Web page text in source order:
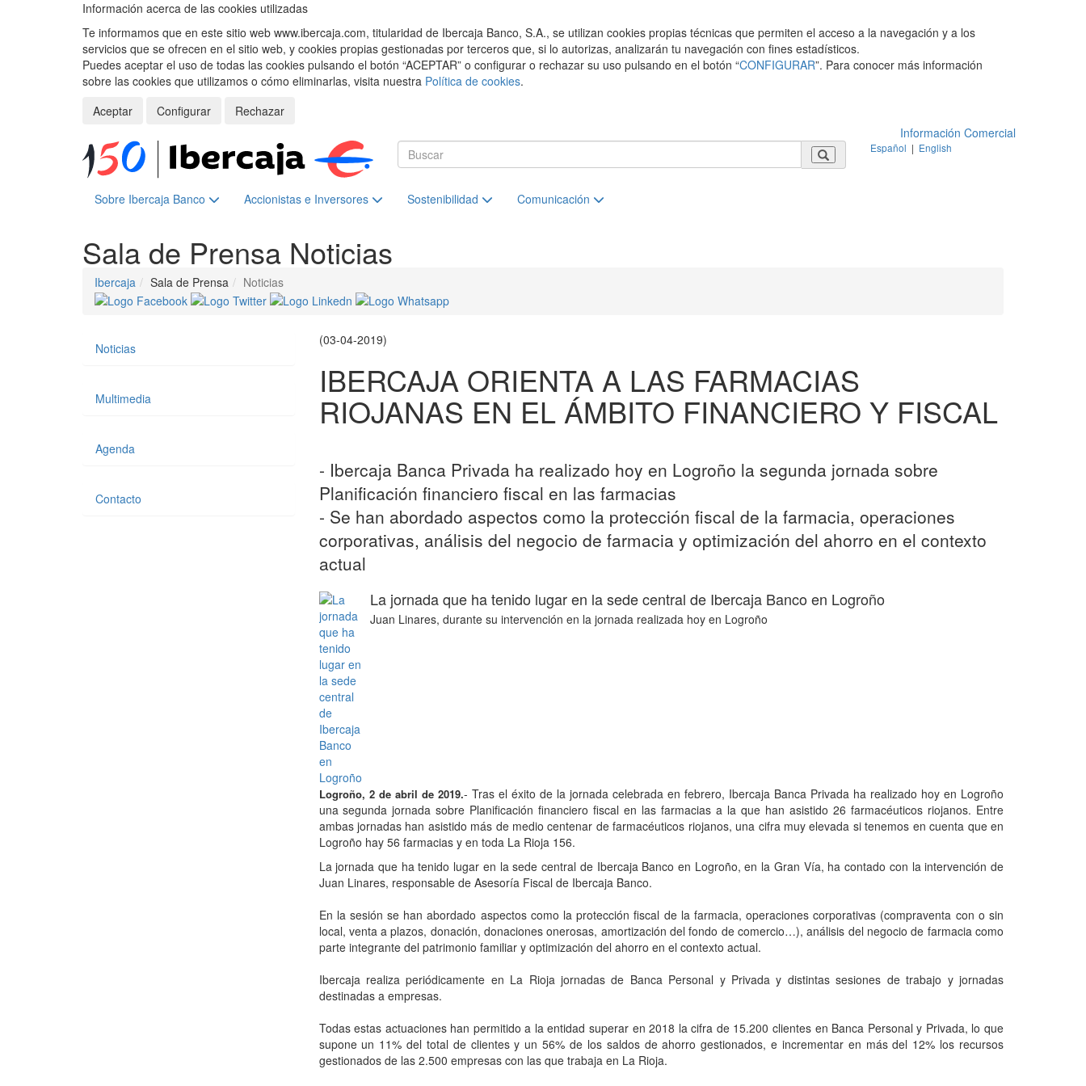
Información acerca de las cookies utilizadas
Te informamos que en este sitio web www.ibercaja.com, titularidad de Ibercaja Banco, S.A., se utilizan cookies propias técnicas que permiten el acceso a la navegación y a los
servicios que se ofrecen en el sitio web, y cookies propias gestionadas por terceros que, si lo autorizas, analizarán tu navegación con fines estadísticos.
Puedes aceptar el uso de todas las cookies pulsando el botón “ACEPTAR” o configurar o rechazar su uso pulsando en el botón “CONFIGURAR”. Para conocer más información
sobre las cookies que utilizamos o cómo eliminarlas, visita nuestra Política de cookies.
Aceptar
Configurar
Rechazar
Información Comercial
Español | English
Sobre Ibercaja Banco Accionistas e Inversores Sostenibilidad Comunicación
Sala de Prensa Noticias
Ibercaja Sala de Prensa Noticias
(03-04-2019)
IBERCAJA ORIENTA A LAS FARMACIAS
RIOJANAS EN EL ÁMBITO FINANCIERO Y FISCAL
- Ibercaja Banca Privada ha realizado hoy en Logroño la segunda jornada sobre
Planificación financiero fiscal en las farmacias
- Se han abordado aspectos como la protección fiscal de la farmacia, operaciones
corporativas, análisis del negocio de farmacia y optimización del ahorro en el contexto
actual
La jornada que ha tenido lugar en la sede central de Ibercaja Banco en Logroño
Juan Linares, durante su intervención en la jornada realizada hoy en Logroño
Logroño, 2 de abril de 2019.- Tras el éxito de la jornada celebrada en febrero, Ibercaja Banca Privada ha realizado hoy en Logroño
una segunda jornada sobre Planificación financiero fiscal en las farmacias a la que han asistido 26 farmacéuticos riojanos. Entre
ambas jornadas han asistido más de medio centenar de farmacéuticos riojanos, una cifra muy elevada si tenemos en cuenta que en
Logroño hay 56 farmacias y en toda La Rioja 156.
La jornada que ha tenido lugar en la sede central de Ibercaja Banco en Logroño, en la Gran Vía, ha contado con la intervención de
Juan Linares, responsable de Asesoría Fiscal de Ibercaja Banco.
En la sesión se han abordado aspectos como la protección fiscal de la farmacia, operaciones corporativas (compraventa con o sin
local, venta a plazos, donación, donaciones onerosas, amortización del fondo de comercio…), análisis del negocio de farmacia como
parte integrante del patrimonio familiar y optimización del ahorro en el contexto actual.
Ibercaja realiza periódicamente en La Rioja jornadas de Banca Personal y Privada y distintas sesiones de trabajo y jornadas
destinadas a empresas.
Todas estas actuaciones han permitido a la entidad superar en 2018 la cifra de 15.200 clientes en Banca Personal y Privada, lo que
supone un 11% del total de clientes y un 56% de los saldos de ahorro gestionados, e incrementar en más del 12% los recursos
gestionados de las 2.500 empresas con las que trabaja en La Rioja.
Noticias
Multimedia
Agenda
Contacto